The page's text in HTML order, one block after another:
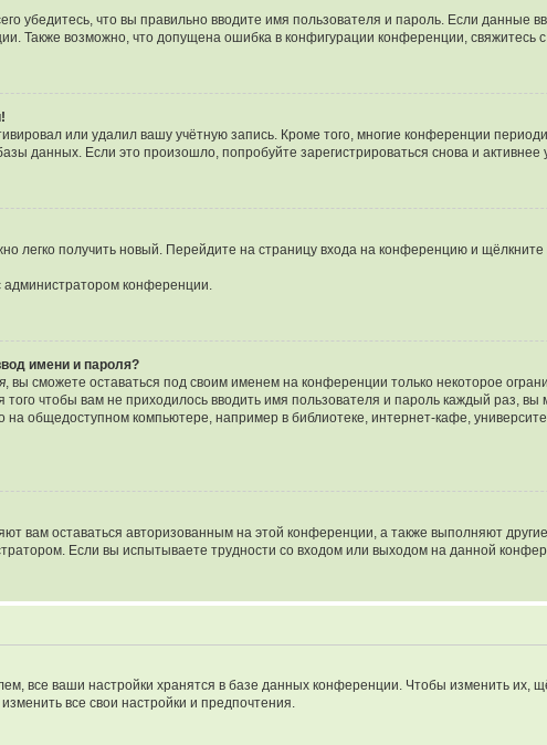
убедитесь, что вы правильно вводите имя пользователя и пароль. Если данные
Также возможно, что допущена ошибка в конфигурации конференции, свяжитесь
или удалил вашу учётную запись. Кроме того, многие конференции
данных. Если это произошло, попробуйте зарегистрироваться снова и активнее
легко получить новый. Перейдите на страницу входа на конференцию и щёлкните
администратором конференции.
имени и пароля?
, вы сможете оставаться под своим именем на конференции только некоторое
того чтобы вам не приходилось вводить имя пользователя и пароль каждый раз,
общедоступном компьютере, например в библиотеке, интернет-кафе,
вам оставаться авторизованным на этой конференции, а также выполняют
Если вы испытываете трудности со входом или выходом на данной
все ваши настройки хранятся в базе данных конференции. Чтобы изменить их,
все свои настройки и предпочтения.